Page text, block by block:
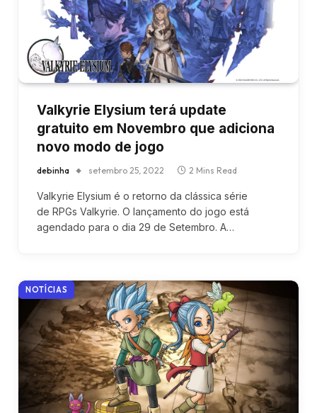
Valkyrie Elysium terá update
gratuito em Novembro que adiciona
novo modo de jogo
debinha setembro 25, 2022 2 Mins Read
Valkyrie Elysium é o retorno da clássica série
de RPGs Valkyrie. O lançamento do jogo está
agendado para o dia 29 de Setembro. A…
NOTÍCIAS